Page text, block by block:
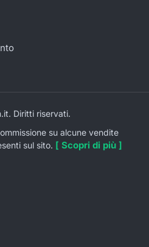
Diritti riservati.
su alcune vendite
sul sito. [ Scopri di più ]